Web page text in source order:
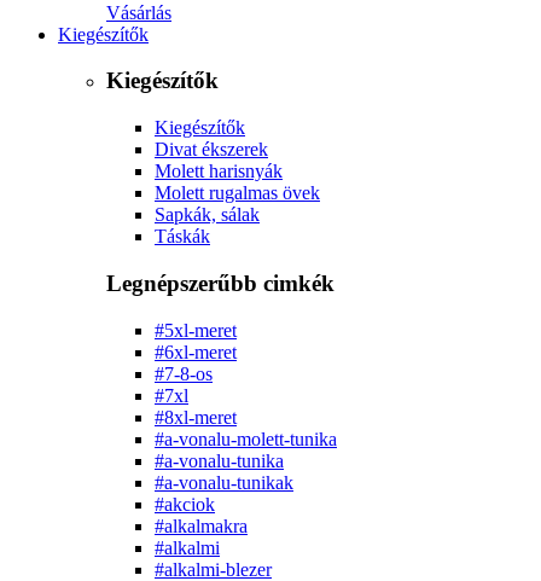
Vásárlás
Kiegészítők
Kiegészítők
Kiegészítők
Divat ékszerek
Molett harisnyák
Molett rugalmas övek
Sapkák, sálak
Táskák
Legnépszerűbb cimkék
#5xl-meret
#6xl-meret
#7-8-os
#7xl
#8xl-meret
#a-vonalu-molett-tunika
#a-vonalu-tunika
#a-vonalu-tunikak
#akciok
#alkalmakra
#alkalmi
#alkalmi-blezer